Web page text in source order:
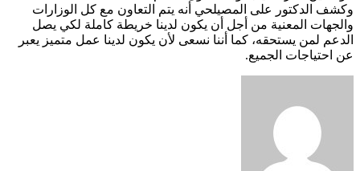
وكشف الدكتور على المصيلحي أنه يتم التعاون مع كل الوزارات
والجهات المعنية من أجل أن يكون لدينا خريطة كاملة لكي يصل
الدعم لمن يستحقه، كما أننا نسعى لأن يكون لدينا عمل متميز يعبر
عن احتياجات الجميع.